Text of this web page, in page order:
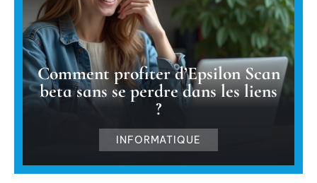
Comment profiter d’Epsilon Scan
beta sans se perdre dans les liens
?
INFORMATIQUE